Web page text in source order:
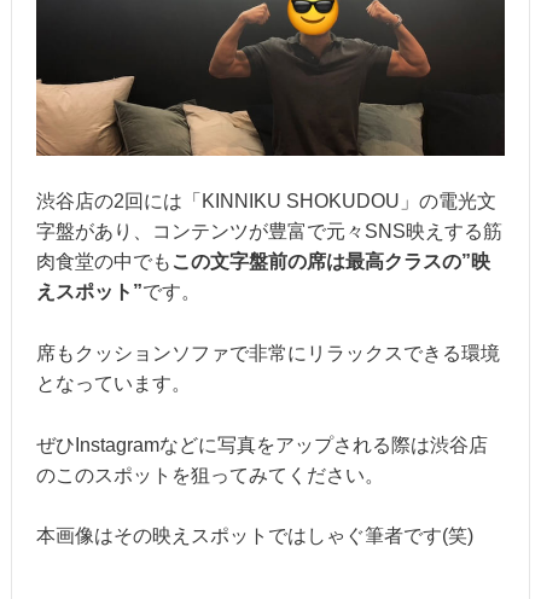
渋谷店の2回には「KINNIKU SHOKUDOU」の電光文
字盤があり、コンテンツが豊富で元々SNS映えする筋
肉食堂の中でも この文字盤前の席は最高クラスの”映
えスポット”です。
席もクッションソファで非常にリラックスできる環境
となっています。
ぜひInstagramなどに写真をアップされる際は渋谷店
のこのスポットを狙ってみてください。
本画像はその映えスポットではしゃぐ筆者です(笑)